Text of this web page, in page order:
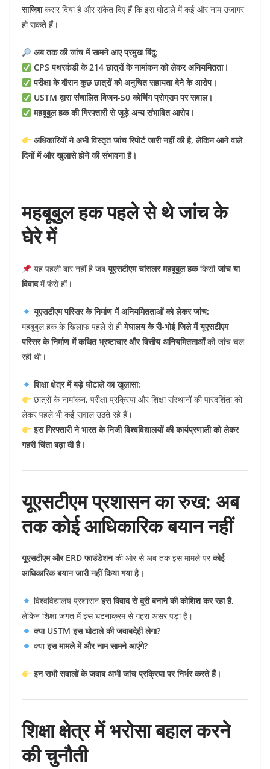
साजिशकरार दिया है और संकेत दिए हैं कि इस घोटाले में कई और नाम उजागर
हो सकते हैं।
अब तक की जांच में सामने आए प्रमुख बिंदु:
CPS पथरकंडी के 214 छात्रों के नामांकन को लेकर अनियमितता।
परीक्षा के दौरान कुछ छात्रों को अनुचित सहायता देने के आरोप।
USTM द्वारा संचालित विजन-50 कोचिंग प्रोग्राम पर सवाल।
महबूबुल हक की गिरफ्तारी से जुड़े अन्य संभावित आरोप।
अधिकारियों ने अभी विस्तृत जांच रिपोर्ट जारी नहीं की है, लेकिन आने वाले
दिनों में और खुलासे होने की संभावना है।
महबूबुल हक पहले से थे जांच के
घेरे में
यह पहली बार नहीं है जबयूएसटीएम चांसलर महबूबुल हककिसीजांच या
विवादमें फंसे हों।
यूएसटीएम परिसर के निर्माण में अनियमितताओं को लेकर जांच:
महबूबुल हक के खिलाफ पहले से हीमेघालय के री-भोई जिले में यूएसटीएम
परिसर के निर्माण में कथित भ्रष्टाचार और वित्तीय अनियमितताओंकी जांच चल
रही थी।
शिक्षा क्षेत्र में बड़े घोटाले का खुलासा:
छात्रों के नामांकन, परीक्षा प्रक्रिया और शिक्षा संस्थानों की पारदर्शिता को
लेकर पहले भी कई सवाल उठते रहे हैं।
इस गिरफ्तारी ने भारत के निजी विश्वविद्यालयों की कार्यप्रणाली को लेकर
गहरी चिंता बढ़ा दी है।
यूएसटीएम प्रशासन का रुख: अब
तक कोई आधिकारिक बयान नहीं
यूएसटीएम और ERD फाउंडेशनकी ओर से अब तक इस मामले परकोई
आधिकारिक बयान जारी नहीं किया गया है।
विश्वविद्यालय प्रशासनइस विवाद से दूरी बनाने की कोशिश कर रहा है,
लेकिन शिक्षा जगत में इस घटनाक्रम से गहरा असर पड़ा है।
क्या USTM इस घोटाले की जवाबदेही लेगा?
क्याइस मामले में और नाम सामने आएंगे?
इन सभी सवालों के जवाब अभी जांच प्रक्रिया पर निर्भर करते हैं।
शिक्षा क्षेत्र में भरोसा बहाल करने
की चुनौती